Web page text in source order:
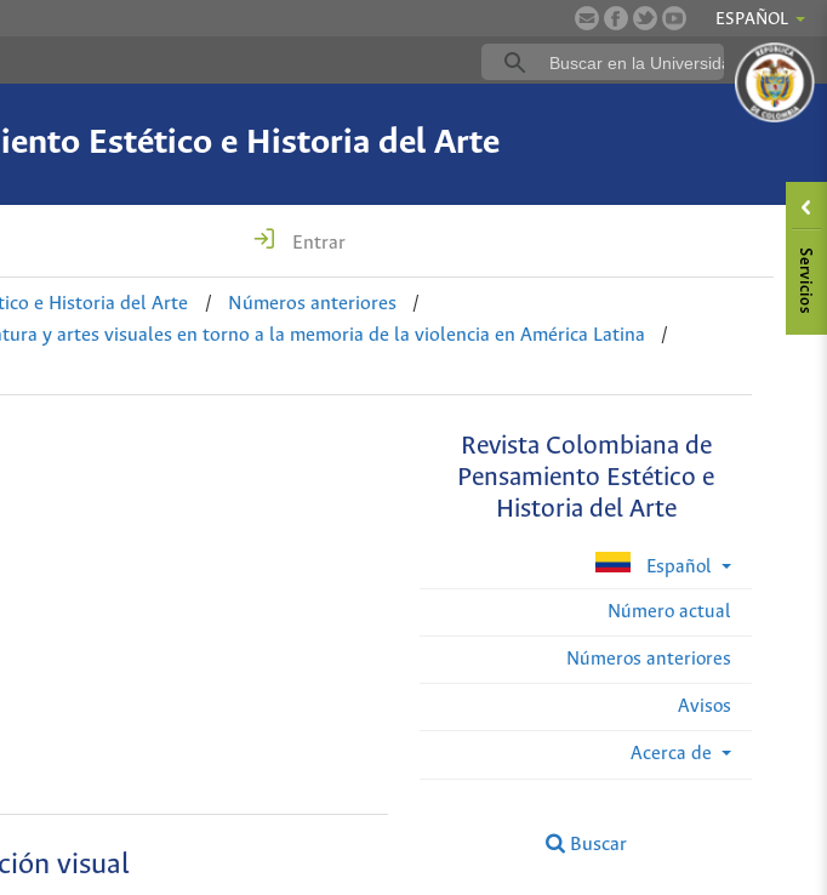
ESPAÑOL
Estético e Historia del Arte
Entrar
e Historia del Arte / Números anteriores
/
y artes visuales en torno a la memoria de la violencia en América Latina
/
Revista Colombiana de
Pensamiento Estético e
Historia del Arte
Español
Número actual
Números anteriores
Avisos
Acerca de
Buscar
visual